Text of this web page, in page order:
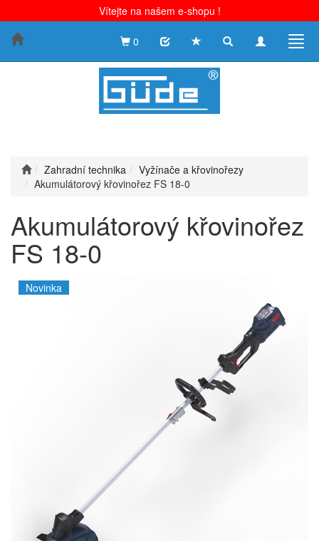
Vítejte na našem e-shopu !
Toggle
Toggle
0
Zahradní technika
Vyžínače a křovinořezy
Akumulátorový křovinořez FS 18-0
Akumulátorový křovinořez
FS 18-0
Novinka